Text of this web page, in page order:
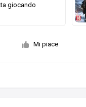
giocando
Mi piace